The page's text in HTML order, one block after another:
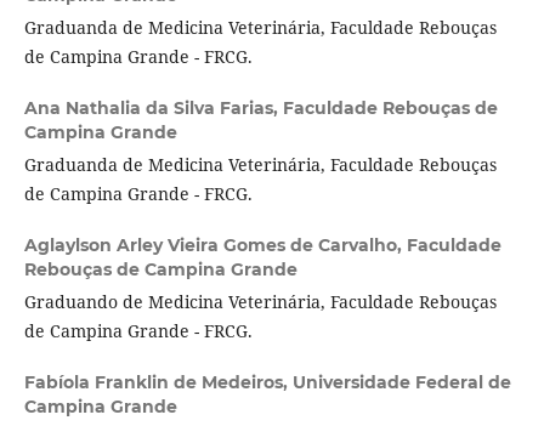
Graduanda de Medicina Veterinária, Faculdade Rebouças
de Campina Grande - FRCG.
Ana Nathalia da Silva Farias, Faculdade Rebouças de
Campina Grande
Graduanda de Medicina Veterinária, Faculdade Rebouças
de Campina Grande - FRCG.
Aglaylson Arley Vieira Gomes de Carvalho, Faculdade
Rebouças de Campina Grande
Graduando de Medicina Veterinária, Faculdade Rebouças
de Campina Grande - FRCG.
Fabíola Franklin de Medeiros, Universidade Federal de
Campina Grande